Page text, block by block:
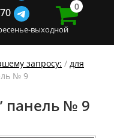
выходной
0
запросу: / для
№ 9
панель № 9